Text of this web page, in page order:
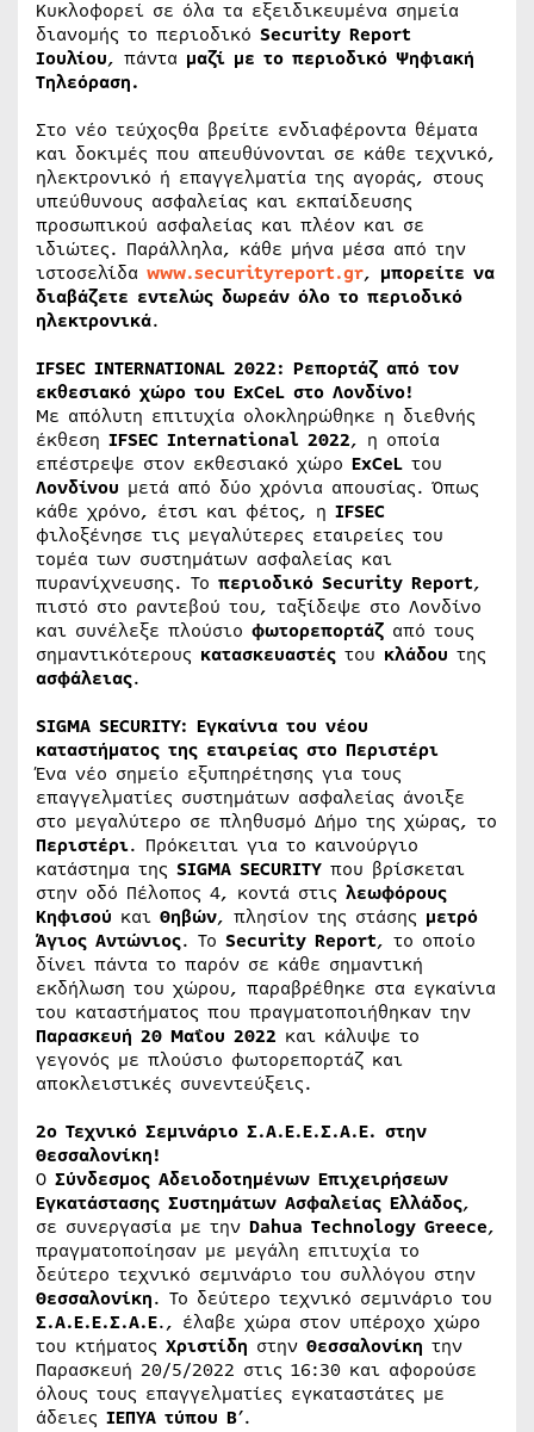
Κυκλοφορεί σε όλα τα εξειδικευμένα σημεία
διανομής το περιοδικό Security Report
Ιουλίου, πάντα μαζί με το περιοδικό Ψηφιακή
Τηλεόραση.
Στο νέο τεύχοςθα βρείτε ενδιαφέροντα θέματα
και δοκιμές που απευθύνονται σε κάθε τεχνικό,
ηλεκτρονικό ή επαγγελματία της αγοράς, στους
υπεύθυνους ασφαλείας και εκπαίδευσης
προσωπικού ασφαλείας και πλέον και σε
ιδιώτες. Παράλληλα, κάθε μήνα μέσα από την
ιστοσελίδα www.securityreport.gr, μπορείτε να
διαβάζετε εντελώς δωρεάν όλο το περιοδικό
ηλεκτρονικά.
IFSEC INTERNATIONAL 2022: Ρεπορτάζ από τον
εκθεσιακό χώρο του ExCeL στο Λονδίνο!
Με απόλυτη επιτυχία ολοκληρώθηκε η διεθνής
έκθεση IFSEC International 2022, η οποία
επέστρεψε στον εκθεσιακό χώρο ExCeL του
Λονδίνου μετά από δύο χρόνια απουσίας. Όπως
κάθε χρόνο, έτσι και φέτος, η IFSEC
φιλοξένησε τις μεγαλύτερες εταιρείες του
τομέα των συστημάτων ασφαλείας και
πυρανίχνευσης. Το περιοδικό Security Report,
πιστό στο ραντεβού του, ταξίδεψε στο Λονδίνο
και συνέλεξε πλούσιο φωτορεπορτάζ από τους
σημαντικότερους κατασκευαστές του κλάδου της
ασφάλειας.
SIGMA SECURITY: Εγκαίνια του νέου
καταστήματος της εταιρείας στο Περιστέρι
Ένα νέο σημείο εξυπηρέτησης για τους
επαγγελματίες συστημάτων ασφαλείας άνοιξε
στο μεγαλύτερο σε πληθυσμό Δήμο της χώρας, το
Περιστέρι. Πρόκειται για το καινούργιο
κατάστημα της SIGMA SECURITY που βρίσκεται
στην οδό Πέλοπος 4, κοντά στις λεωφόρους
Κηφισού και Θηβών, πλησίον της στάσης μετρό
Άγιος Αντώνιος. Το Security Report, το οποίο
δίνει πάντα το παρόν σε κάθε σημαντική
εκδήλωση του χώρου, παραβρέθηκε στα εγκαίνια
του καταστήματος που πραγματοποιήθηκαν την
Παρασκευή 20 Μαΐου 2022 και κάλυψε το
γεγονός με πλούσιο φωτορεπορτάζ και
αποκλειστικές συνεντεύξεις.
2ο Τεχνικό Σεμινάριο Σ.Α.Ε.Ε.Σ.Α.Ε. στην
Θεσσαλονίκη!
Ο Σύνδεσμος Αδειοδοτημένων Επιχειρήσεων
Εγκατάστασης Συστημάτων Ασφαλείας Ελλάδος,
σε συνεργασία με την Dahua Technology Greece,
πραγματοποίησαν με μεγάλη επιτυχία το
δεύτερο τεχνικό σεμινάριο του συλλόγου στην
Θεσσαλονίκη. Το δεύτερο τεχνικό σεμινάριο του
Σ.Α.Ε.Ε.Σ.Α.Ε., έλαβε χώρα στον υπέροχο χώρο
του κτήματος Χριστίδη στην Θεσσαλονίκη την
Παρασκευή 20/5/2022 στις 16:30 και αφορούσε
όλους τους επαγγελματίες εγκαταστάτες με
άδειες ΙΕΠΥΑ τύπου Β’.